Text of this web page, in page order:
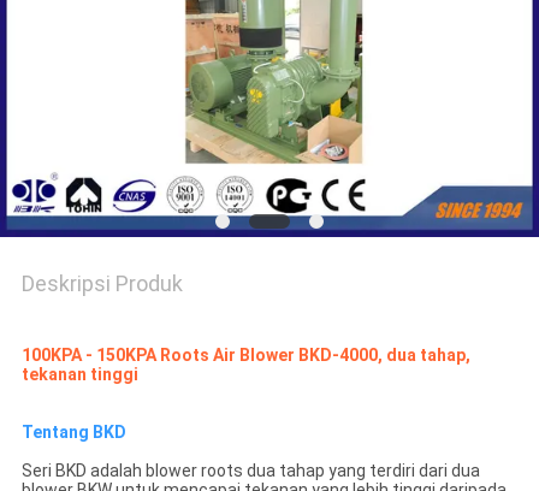
Deskripsi Produk
100KPA - 150KPA Roots Air Blower BKD-4000, dua tahap,
tekanan tinggi
Tentang BKD
Seri BKD adalah blower roots dua tahap yang terdiri dari dua